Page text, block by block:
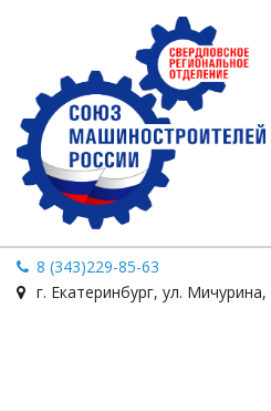
8 (343)229-85-63
г. Екатеринбург, ул. Мичурина,